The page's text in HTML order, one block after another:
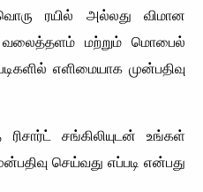
ரயில் அல்லது விமான
வலைத்தளம் மற்றும் மொபைல்
எளிமையாக முன்பதிவு
சங்கிலியுடன் உங்கள்
செய்வது எப்படி என்பது